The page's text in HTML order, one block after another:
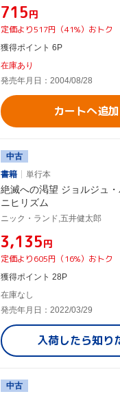
¥715円
定価より517円（41%）おトク
獲得ポイント 6P
在庫あり
発売年月日：2004/08/28
カートへ追加
中古
書籍
単行本
絶滅への渇望 ジョルジュ
ニヒリズム
ニック・ランド,五井健太郎
¥3,135円
定価より605円（16%）おトク
獲得ポイント 28P
在庫なし
発売年月日：2022/03/29
入荷したら知り
中古